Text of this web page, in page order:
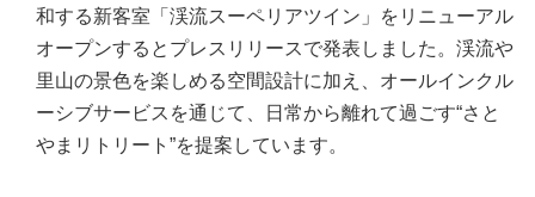
和する新客室「渓流スーペリアツイン」をリニューアル
オープンするとプレスリリースで発表しました。渓流や
里山の景色を楽しめる空間設計に加え、オールインクル
ーシブサービスを通じて、日常から離れて過ごす“さと
やまリトリート”を提案しています。